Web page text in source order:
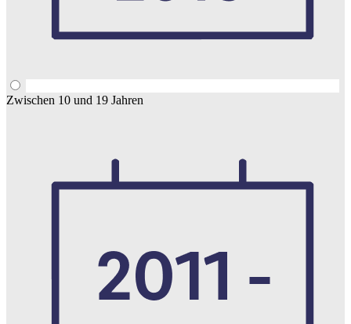
Zwischen 10 und 19 Jahren